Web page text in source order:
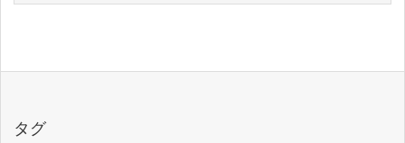
タグ